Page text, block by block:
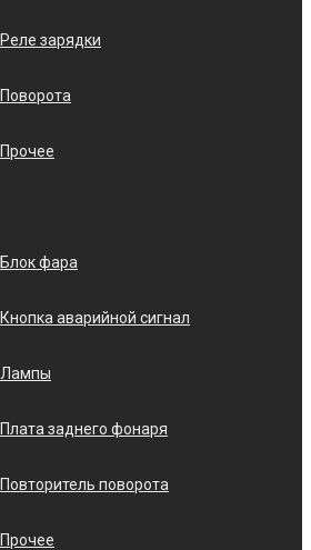
Реле зарядки
Поворота
Прочее
Блок фара
Кнопка аварийной сигнал
Лампы
Плата заднего фонаря
Повторитель поворота
Прочее